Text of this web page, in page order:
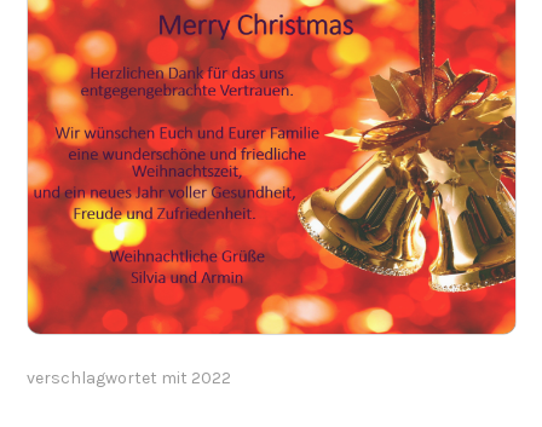
verschlagwortet mit 2022